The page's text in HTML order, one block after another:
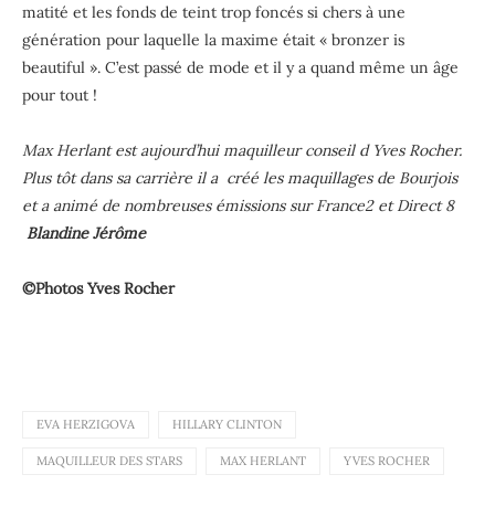
matité et les fonds de teint trop foncés si chers à une
génération pour laquelle la maxime était « bronzer is
beautiful ». C’est passé de mode et il y a quand même un âge
pour tout !
Max Herlant est aujourd’hui maquilleur conseil d Yves Rocher.
Plus tôt dans sa carrière il a créé les maquillages de Bourjois
et a animé de nombreuses émissions sur France2 et Direct 8
Blandine Jérôme
©Photos Yves Rocher
EVA HERZIGOVA HILLARY CLINTON
MAQUILLEUR DES STARS MAX HERLANT YVES ROCHER